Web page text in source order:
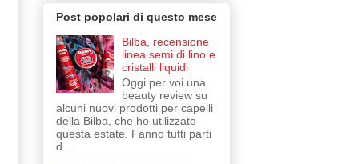
Post popolari di questo mese
Bilba, recensione
linea semi di lino e
cristalli liquidi
Oggi per voi una
beauty review su
alcuni nuovi prodotti per capelli
della Bilba, che ho utilizzato
questa estate. Fanno tutti parti
d...